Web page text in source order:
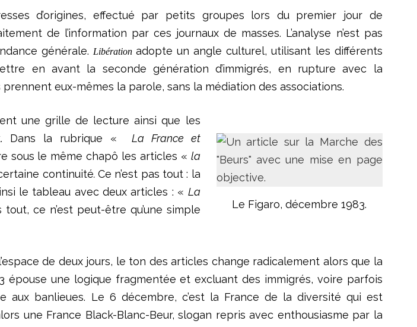
d’origines, effectué par petits groupes lors du premier jour de
de l’information par ces journaux de masses. L’analyse n’est pas
générale. Libérationadopte un angle culturel, utilisant les différents
en avant la seconde génération d’immigrés, en rupture avec la
eux-mêmes la parole, sans la médiation des associations.
Le Figaro, décembre 1983.
une grille de lecture ainsi que les
Dans la rubrique «
La France et
sous le même chapô les articles « la
continuité. Ce n’est pas tout : la
le tableau avec deux articles : « La
tout, ce n’est peut-être qu’une simple
de deux jours, le ton des articles change radicalement alors que la
une logique fragmentée et excluant des immigrés, voire parfois
aux banlieues. Le 6 décembre, c’est la France de la diversité qui est
une France Black-Blanc-Beur, slogan repris avec enthousiasme par la